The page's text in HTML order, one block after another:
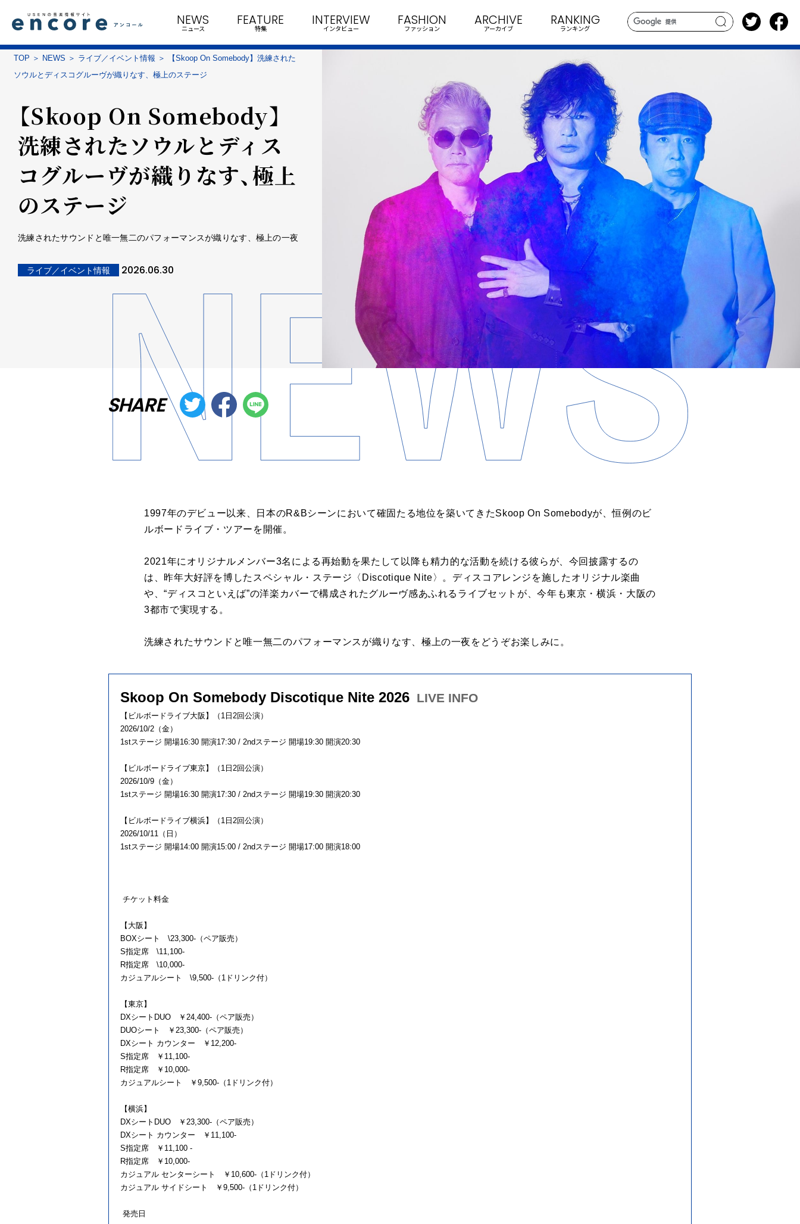
search
NEWS
ニュース
FEATURE
特集
INTERVIEW
インタビュー
FASHION
ファッション
ARCHIVE
アーカイブ
RANKING
ランキング
TOP NEWS ライブ／イベント情報
【Skoop On Somebody】洗練された
ソウルとディスコグルーヴが織りなす、極上のステージ
【Skoop On Somebody】
洗練されたソウルとディス
コグルーヴが織りなす、極上
のステージ
洗練されたサウンドと唯一無二のパフォーマンスが織りなす、極上の一夜
ライブ／イベント情報 2026.06.30
SHARE
1997年のデビュー以来、日本のR&Bシーンにおいて確固たる地位を築いてきたSkoop On Somebodyが、恒例のビ
ルボードライブ・ツアーを開催。
2021年にオリジナルメンバー3名による再始動を果たして以降も精力的な活動を続ける彼らが、今回披露するの
は、昨年大好評を博したスペシャル・ステージ〈Discotique Nite〉。ディスコアレンジを施したオリジナル楽曲
や、“ディスコといえば”の洋楽カバーで構成されたグルーヴ感あふれるライブセットが、今年も東京・横浜・大阪の
3都市で実現する。
洗練されたサウンドと唯一無二のパフォーマンスが織りなす、極上の一夜をどうぞお楽しみに。
Skoop On Somebody Discotique Nite 2026 LIVE INFO
【ビルボードライブ大阪】（1日2回公演）
2026/10/2（金）
1stステージ 開場16:30 開演17:30 / 2ndステージ 開場19:30 開演20:30
【ビルボードライブ東京】（1日2回公演）
2026/10/9（金）
1stステージ 開場16:30 開演17:30 / 2ndステージ 開場19:30 開演20:30
【ビルボードライブ横浜】（1日2回公演）
2026/10/11（日）
1stステージ 開場14:00 開演15:00 / 2ndステージ 開場17:00 開演18:00
チケット料金
【大阪】
BOXシート \23,300-（ペア販売）
S指定席 \11,100-
R指定席 \10,000-
カジュアルシート \9,500-（1ドリンク付）
【東京】
DXシートDUO ￥24,400-（ペア販売）
DUOシート ￥23,300-（ペア販売）
DXシート カウンター ￥12,200-
S指定席 ￥11,100-
R指定席 ￥10,000-
カジュアルシート ￥9,500-（1ドリンク付）
【横浜】
DXシートDUO ￥23,300-（ペア販売）
DXシート カウンター ￥11,100-
S指定席 ￥11,100 -
R指定席 ￥10,000-
カジュアル センターシート ￥10,600-（1ドリンク付）
カジュアル サイドシート ￥9,500-（1ドリンク付）
発売日